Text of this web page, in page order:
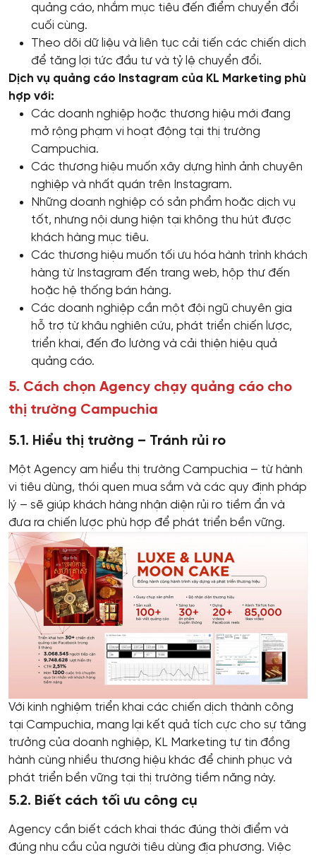
quảng cáo, nhắm mục tiêu đến điểm chuyển đổi
cuối cùng.
Theo dõi dữ liệu và liên tục cải tiến các chiến dịch
để tăng lợi tức đầu tư và tỷ lệ chuyển đổi.
Dịch vụ quảng cáo Instagram của KL Marketing phù
hợp với:
Các doanh nghiệp hoặc thương hiệu mới đang
mở rộng phạm vi hoạt động tại thị trường
Campuchia.
Các thương hiệu muốn xây dựng hình ảnh chuyên
nghiệp và nhất quán trên Instagram.
Những doanh nghiệp có sản phẩm hoặc dịch vụ
tốt, nhưng nội dung hiện tại không thu hút được
khách hàng mục tiêu.
Các thương hiệu muốn tối ưu hóa hành trình khách
hàng từ Instagram đến trang web, hộp thư đến
hoặc hệ thống bán hàng.
Các doanh nghiệp cần một đội ngũ chuyên gia
hỗ trợ từ khâu nghiên cứu, phát triển chiến lược,
triển khai, đến đo lường và cải thiện hiệu quả
quảng cáo.
5. Cách chọn Agency chạy quảng cáo cho
thị trường Campuchia
5.1. Hiểu thị trường – Tránh rủi ro
Một Agency am hiểu thị trường Campuchia – từ hành
vi tiêu dùng, thói quen mua sắm và các quy định pháp
lý – sẽ giúp khách hàng nhận diện rủi ro tiềm ẩn và
đưa ra chiến lược phù hợp để phát triển bền vững.
Với kinh nghiệm triển khai các chiến dịch thành công
tại Campuchia, mang lại kết quả tích cực cho sự tăng
trưởng của doanh nghiệp, KL Marketing tự tin đồng
hành cùng nhiều thương hiệu khác để chinh phục và
phát triển bền vững tại thị trường tiềm năng này.
5.2. Biết cách tối ưu công cụ
Agency cần biết cách khai thác đúng thời điểm và
đúng nhu cầu của người tiêu dùng địa phương. Việc